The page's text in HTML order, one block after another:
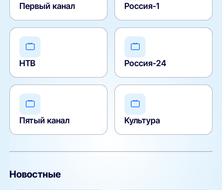
Первый канал Россия-1
НТВ Россия-24
Пятый канал Культура
Новостные